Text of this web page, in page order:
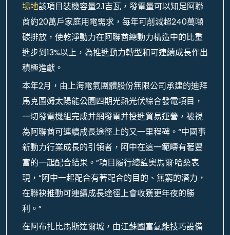
場地該項目裝機容量2.1吉瓦，發電量可以知足阿聯
酋約20萬戶家庭用電需求，每年可削減超240萬噸
碳排放，使乾淨動力在阿聯酋總動力構造中的比重
進步到13%以上，為推進動力轉型和可連續成長作出
積極進獻。
本年2月，由上海電氣團體股份無限公司承建的迪拜
馬克圖姆太陽能公園四期光熱光伏綜合發電項目，
一切發電機組完成并網發電并投進貿易運營，被視
為阿聯酋可連續成長途徑上的又一里程碑。“中國事
新動力行業成長的引領者，阿中在這一範疇有著豐
富的一起配合結果。”項目履行總監奧馬爾·哈桑表
現，“阿中一起配合有著配合的目的、無窮的潛力，
在聯袂推動可連續成長途徑上會收獲更年夜的勝
利。”
在阿布扎比馬斯達爾城，由江蘇國富氫能技巧設備